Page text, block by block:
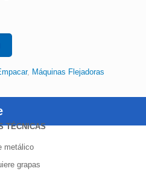
, Máquinas Flejadoras
TÉCNICAS
metálico
grapas